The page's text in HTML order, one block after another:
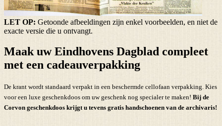
LET OP: Getoonde afbeeldingen zijn enkel voorbeelden, en niet de
exacte versie die u ontvangt.
Maak uw Eindhovens Dagblad compleet
met een cadeauverpakking
De krant wordt standaard verpakt in een beschermde cellofaan verpakking. Kies
voor een luxe geschenkdoos om uw geschenk nog specialer te maken! Bij de
Corvon geschenkdoos krijgt u tevens gratis handschoenen van de archivaris!